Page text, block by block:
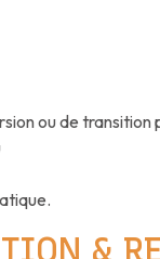
ou de transition
&